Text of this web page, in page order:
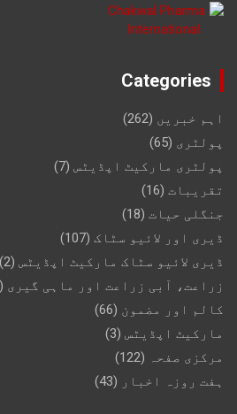
Categories
اہم خبریں (262)
پولٹری (65)
پولٹری مارکیٹ اپڈیٹس (7)
تقریبات (16)
جنگلی حیات (18)
ڈیری اور لائیو سٹاک (107)
ڈیری لائیو سٹاک مارکیٹ اپڈیٹس (2)
زراعت، آبی زراعت اور ماہی گیری (48)
کالم اور مضمون (66)
مارکیٹ اپڈیٹس (3)
مرکزی صفحہ (122)
ہفت روزہ اخبار (43)